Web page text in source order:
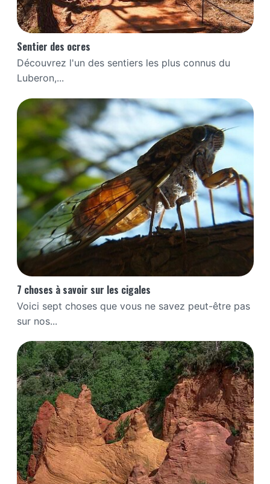
Sentier des ocres
Découvrez l'un des sentiers les plus connus du
Luberon,...
7 choses à savoir sur les cigales
Voici sept choses que vous ne savez peut-être pas
sur nos...